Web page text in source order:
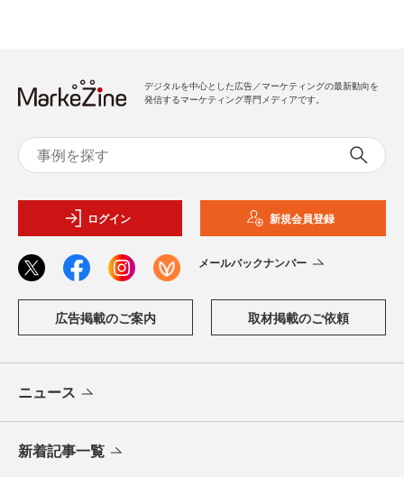
デジタルを中心とした広告／マーケティングの最新動向を
発信するマーケティング専門メディアです。
ログイン 新規会員登録
メールバックナンバー
広告掲載のご案内 取材掲載のご依頼
ニュース
新着記事一覧